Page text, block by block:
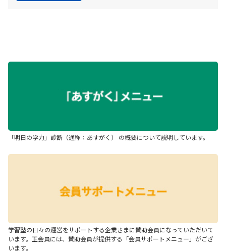
「明日の学力」診断（通称：あすがく） の概要について説明しています。
学習塾の日々の運営をサポートする企業さまに賛助会員になっていただいて
います。正会員には、賛助会員が提供する「会員サポートメニュー」がござ
います。